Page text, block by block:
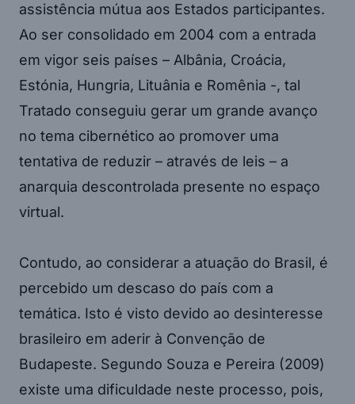
assistência mútua aos Estados participantes.
Ao ser consolidado em 2004 com a entrada
em vigor seis países – Albânia, Croácia,
Estónia, Hungria, Lituânia e Romênia -, tal
Tratado conseguiu gerar um grande avanço
no tema cibernético ao promover uma
tentativa de reduzir – através de leis – a
anarquia descontrolada presente no espaço
virtual.
Contudo, ao considerar a atuação do Brasil, é
percebido um descaso do país com a
temática. Isto é visto devido ao desinteresse
brasileiro em aderir à Convenção de
Budapeste. Segundo Souza e Pereira (2009)
existe uma dificuldade neste processo, pois,